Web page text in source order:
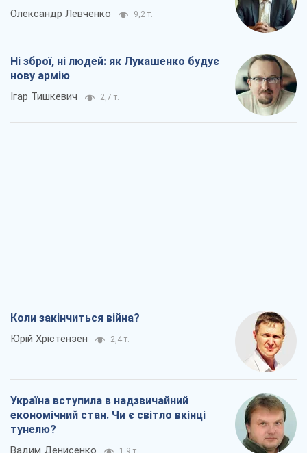
Олександр Левченко 9,2 т.
Ні зброї, ні людей: як Лукашенко будує
нову армію
Ігар Тишкевич 2,7 т.
Коли закінчиться війна?
Юрій Хрістензен 2,4 т.
Україна вступила в надзвичайний
економічний стан. Чи є світло вкінці
тунелю?
Вадим Денисенко 1,9 т.